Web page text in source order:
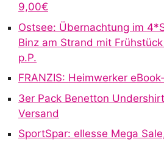
9,00€
Ostsee: Übernachtung im
Binz am Strand mit
p.P.
FRANZIS: Heimwerker
3er Pack Benetton
Versand
SportSpar: ellesse Mega